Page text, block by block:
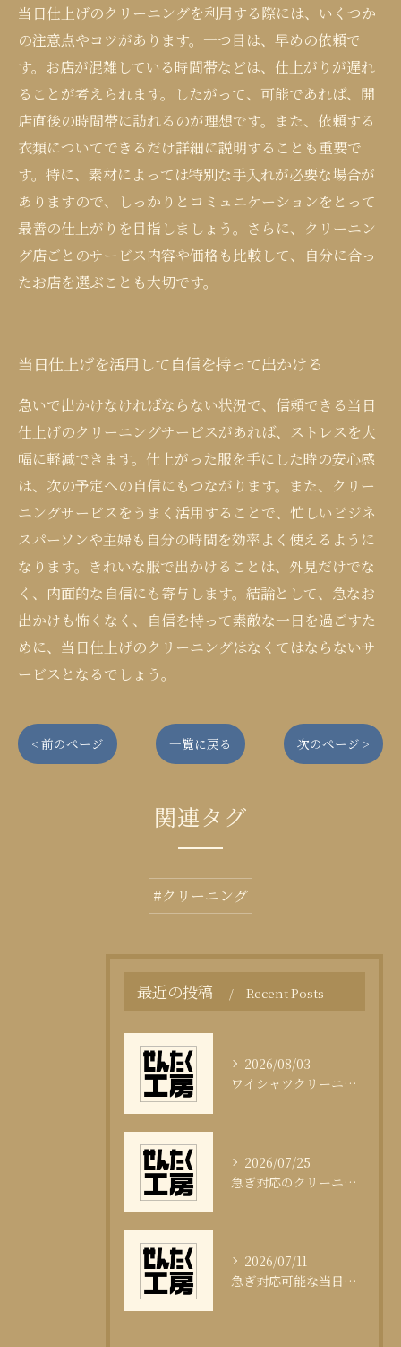
当日仕上げのクリーニングを利用する際には、いくつか
の注意点やコツがあります。一つ目は、早めの依頼で
す。お店が混雑している時間帯などは、仕上がりが遅れ
ることが考えられます。したがって、可能であれば、開
店直後の時間帯に訪れるのが理想です。また、依頼する
衣類についてできるだけ詳細に説明することも重要で
す。特に、素材によっては特別な手入れが必要な場合が
ありますので、しっかりとコミュニケーションをとって
最善の仕上がりを目指しましょう。さらに、クリーニン
グ店ごとのサービス内容や価格も比較して、自分に合っ
たお店を選ぶことも大切です。
当日仕上げを活用して自信を持って出かける
急いで出かけなければならない状況で、信頼できる当日
仕上げのクリーニングサービスがあれば、ストレスを大
幅に軽減できます。仕上がった服を手にした時の安心感
は、次の予定への自信にもつながります。また、クリー
ニングサービスをうまく活用することで、忙しいビジネ
スパーソンや主婦も自分の時間を効率よく使えるように
なります。きれいな服で出かけることは、外見だけでな
く、内面的な自信にも寄与します。結論として、急なお
出かけも怖くなく、自信を持って素敵な一日を過ごすた
めに、当日仕上げのクリーニングはなくてはならないサ
ービスとなるでしょう。
< 前のページ 一覧に戻る 次のページ >
関連タグ
#クリーニング
最近の投稿 Recent Posts
2026/08/03
ワイシャツクリーニング頻度と清潔感の科学
2026/07/25
急ぎ対応のクリーニング即日サービスの秘訣
2026/07/11
急ぎ対応可能な当日クリーニングの実態